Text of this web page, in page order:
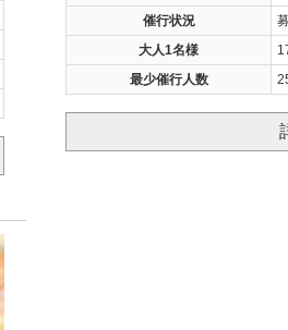
催行状況
大人1名様
最少催行人数